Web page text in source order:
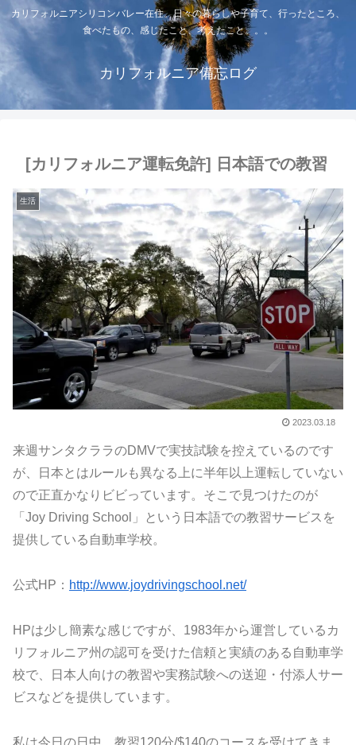
カリフォルニアシリコンバレー在住。日々の暮らしや子育て、行ったところ、
食べたもの、感じたこと、考えたこと。。。
カリフォルニア備忘ログ
[カリフォルニア運転免許] 日本語での教習
生活
2023.03.18
来週サンタクララのDMVで実技試験を控えているのです
が、日本とはルールも異なる上に半年以上運転していない
ので正直かなりビビっています。そこで見つけたのが
「Joy Driving School」という日本語での教習サービスを
提供している自動車学校。
公式HP： http://www.joydrivingschool.net/
HPは少し簡素な感じですが、1983年から運営しているカ
リフォルニア州の認可を受けた信頼と実績のある自動車学
校で、日本人向けの教習や実務試験への送迎・付添人サー
ビスなどを提供しています。
私は今日の日中、教習120分/$140のコースを受けてきま